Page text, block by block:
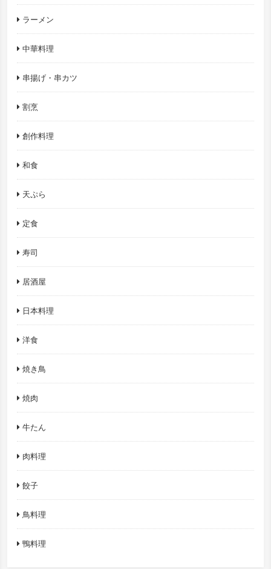
ラーメン
中華料理
串揚げ・串カツ
割烹
創作料理
和食
天ぷら
定食
寿司
居酒屋
日本料理
洋食
焼き鳥
焼肉
牛たん
肉料理
餃子
鳥料理
鴨料理